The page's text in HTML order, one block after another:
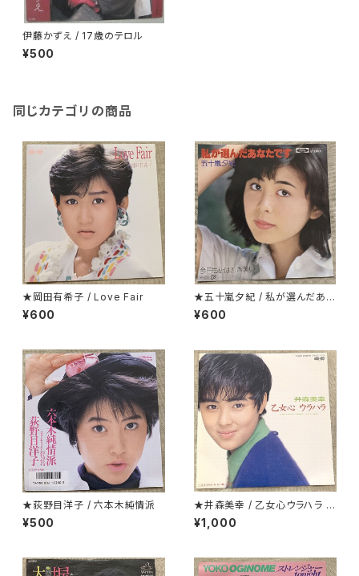
伊藤かずえ / 17歳のテロル
¥500
同じカテゴリの商品
★岡田有希子 / Love Fair
¥600
★五十嵐夕紀 / 私が選んだあな
たです
¥600
★荻野目洋子 / 六本木純情派
¥500
★井森美幸 / 乙女心ウラハラ プ
ロモ
¥1,000